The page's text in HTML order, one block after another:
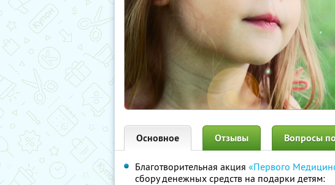
Основное Отзывы Вопросы
Благотворительная акция «Первого
сбору денежных средств на подарки детям: